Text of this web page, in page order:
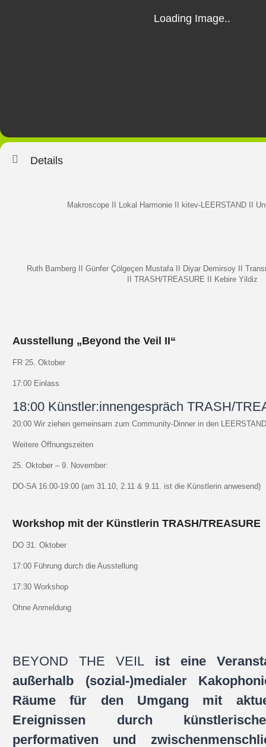
Details
Makroscope Lokal Harmonie kitev-LEERSTAND II
Ruth Bamberg II Günfer Çölgeçen Mustafa II Diyar Demirsoy II
TRASH/TREASURE II Kebire Yildiz
Ausstellung „Beyond the Veil II“
FR 25. Oktober
17:00 Einlass
18:00 Künstler:innengespräch TRASH/
20:00 Wir ziehen gemeinsam zum Community-Dinner in den
Weitere Öffnungszeiten
25. Oktober – 9. November:
DO-SA 16:00-19:00 (am 31.10, 2.11 & 9.11. ist die Künstlerin anwesend)
Workshop mit der Künstlerin TRASH/TREASURE
DO 31. Oktober
17:00 Führung durch die Ausstellung
17:30 Workshop
Ohne Anmeldung
BEYOND THE VEIL
ist eine
außerhalb (sozial-)medialer
Räume für den Umgang mit
Ereignissen durch
performativen und